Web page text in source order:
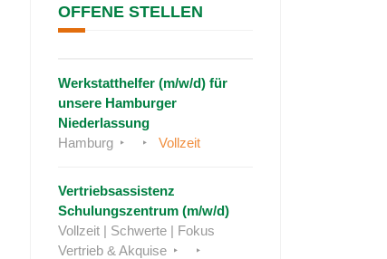
OFFENE STELLEN
Werkstatthelfer (m/w/d) für
unsere Hamburger
Niederlassung
Hamburg
Vollzeit
Vertriebsassistenz
Schulungszentrum (m/w/d)
Vollzeit | Schwerte | Fokus
Vertrieb & Akquise